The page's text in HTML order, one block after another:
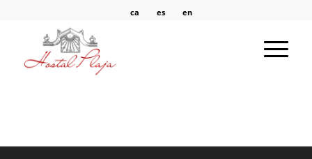
ca es en